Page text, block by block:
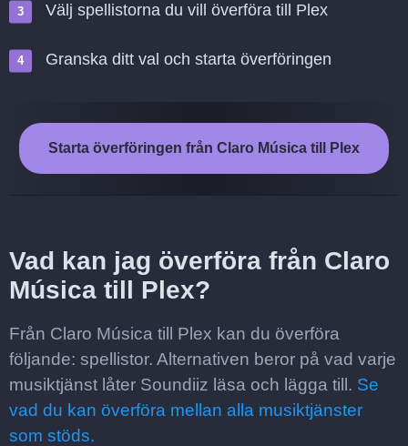
Välj spellistorna du vill överföra till Plex
Granska ditt val och starta överföringen
Starta överföringen från Claro Música till Plex
Vad kan jag överföra från Claro
Música till Plex?
Från Claro Música till Plex kan du överföra
följande: spellistor. Alternativen beror på vad varje
musiktjänst låter Soundiiz läsa och lägga till. Se
vad du kan överföra mellan alla musiktjänster
som stöds.